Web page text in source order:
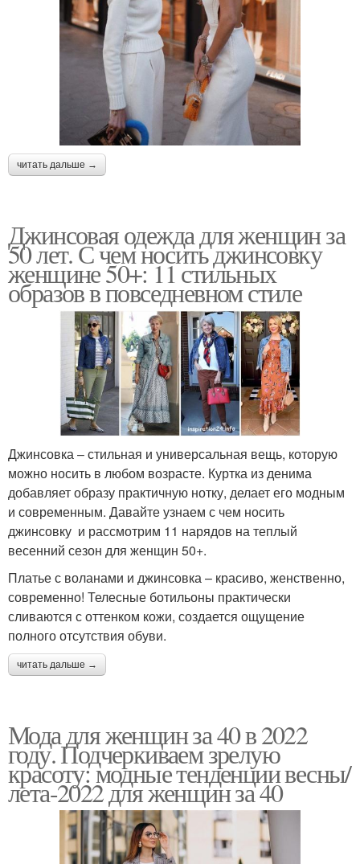
читать дальше →
Джинсовая одежда для женщин за
50 лет. С чем носить джинсовку
женщине 50+: 11 стильных
образов в повседневном стиле
Джинсовка – стильная и универсальная вещь, которую
можно носить в любом возрасте. Куртка из денима
добавляет образу практичную нотку, делает его модным
и современным. Давайте узнаем с чем носить
джинсовку и рассмотрим 11 нарядов на теплый
весенний сезон для женщин 50+.
Платье с воланами и джинсовка – красиво, женственно,
современно! Телесные ботильоны практически
сливаются с оттенком кожи, создается ощущение
полного отсутствия обуви.
читать дальше →
Мода для женщин за 40 в 2022
году. Подчеркиваем зрелую
красоту: модные тенденции весны/
лета-2022 для женщин за 40